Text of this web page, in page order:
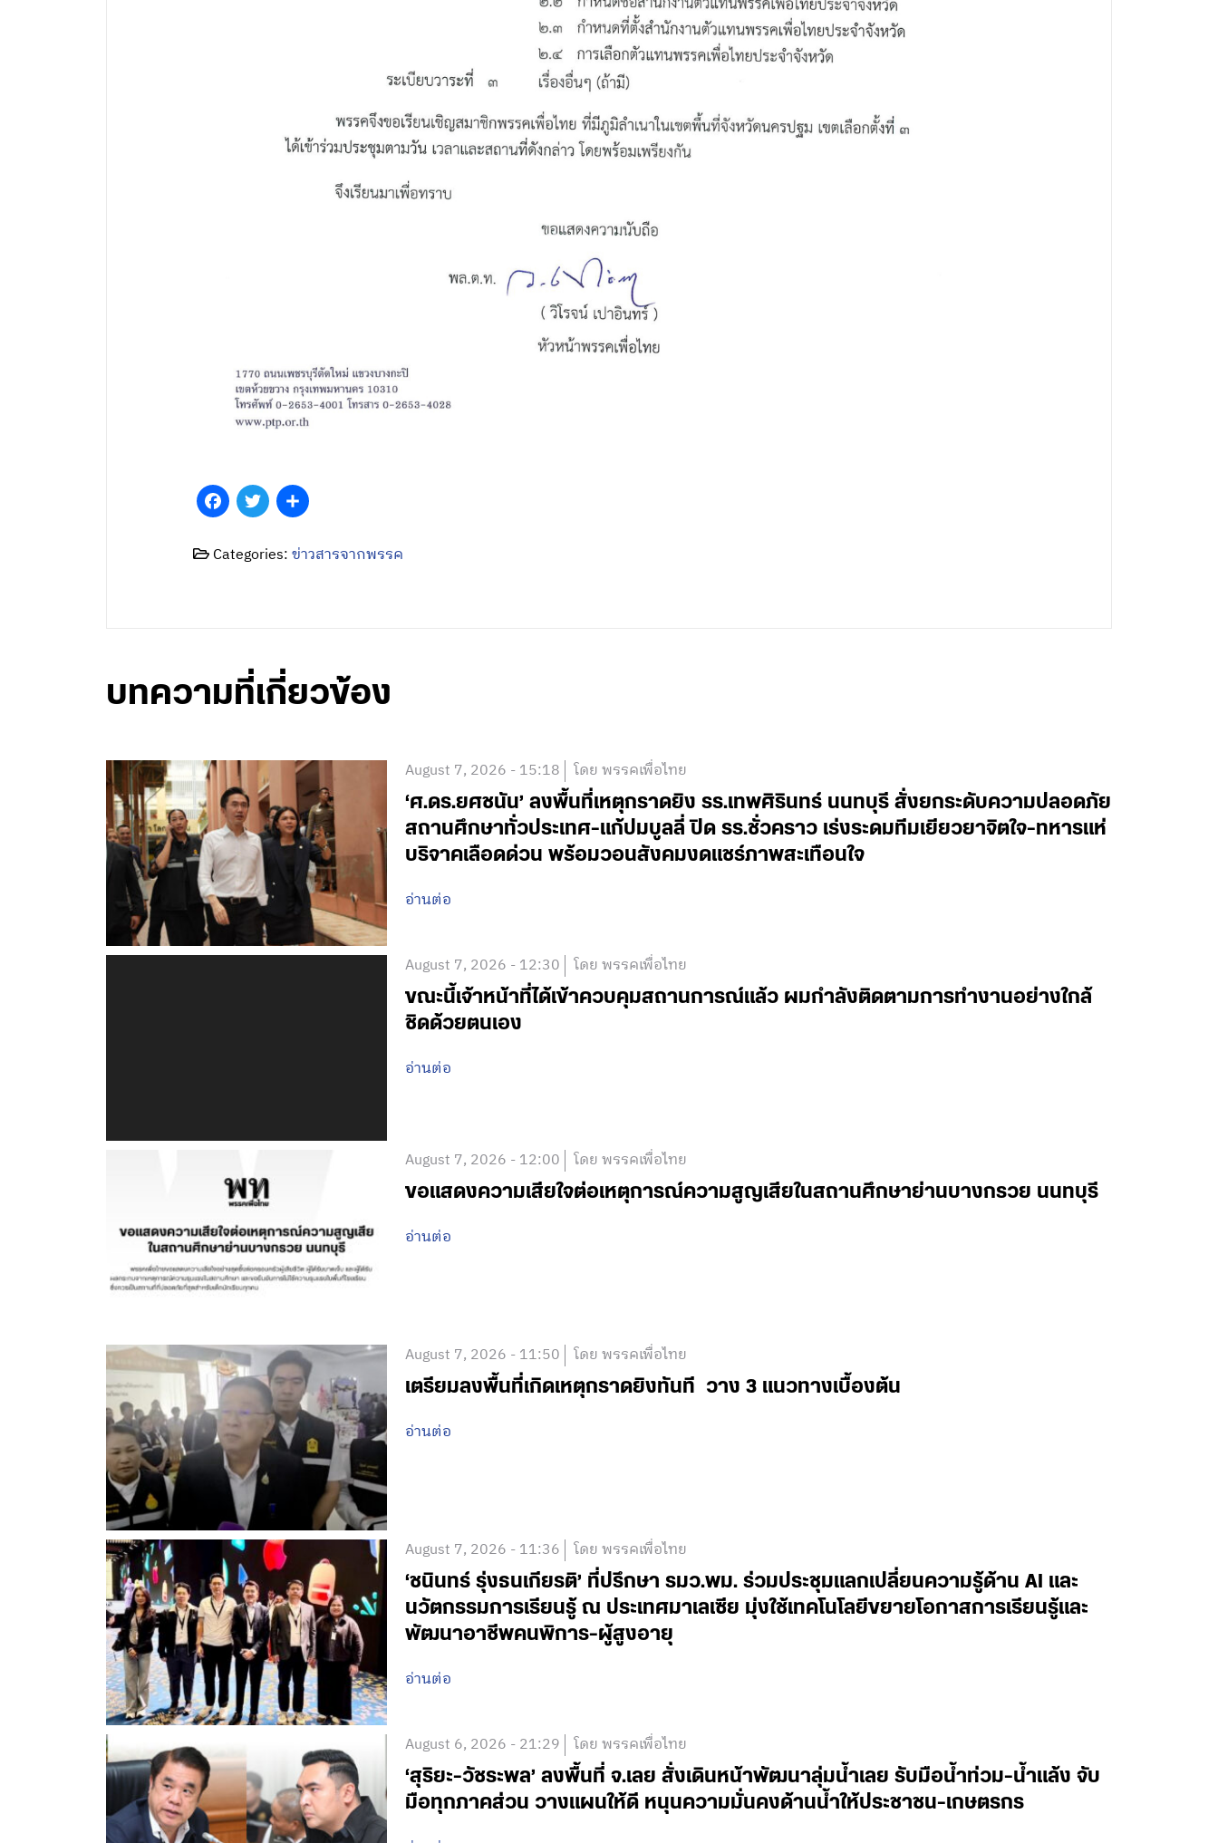
Facebook
TwitterShare
Categories:ข่าวสารจากพรรค
บทความที่เกี่ยวข้อง
August 7, 2026 - 15:18 โดย พรรคเพื่อไทย
‘ศ.ดร.ยศชนัน’ ลงพื้นที่เหตุกราดยิง รร.เทพศิรินทร์ นนทบุรี สั่งยกระดับความปลอดภัย
สถานศึกษาทั่วประเทศ-แก้ปมบูลลี่ ปิด รร.ชั่วคราว เร่งระดมทีมเยียวยาจิตใจ-ทหารแห่
บริจาคเลือดด่วน พร้อมวอนสังคมงดแชร์ภาพสะเทือนใจ
อ่านต่อ
August 7, 2026 - 12:30 โดย พรรคเพื่อไทย
ขณะนี้เจ้าหน้าที่ได้เข้าควบคุมสถานการณ์แล้ว ผมกำลังติดตามการทำงานอย่างใกล้
ชิดด้วยตนเอง
อ่านต่อ
August 7, 2026 - 12:00 โดย พรรคเพื่อไทย
ขอแสดงความเสียใจต่อเหตุการณ์ความสูญเสียในสถานศึกษาย่านบางกรวย นนทบุรี
อ่านต่อ
August 7, 2026 - 11:50 โดย พรรคเพื่อไทย
เตรียมลงพื้นที่เกิดเหตุกราดยิงทันที วาง 3 แนวทางเบื้องต้น
อ่านต่อ
August 7, 2026 - 11:36 โดย พรรคเพื่อไทย
‘ชนินทร์ รุ่งธนเกียรติ’ ที่ปรึกษา รมว.พม. ร่วมประชุมแลกเปลี่ยนความรู้ด้าน AI และ
นวัตกรรมการเรียนรู้ ณ ประเทศมาเลเซีย มุ่งใช้เทคโนโลยีขยายโอกาสการเรียนรู้และ
พัฒนาอาชีพคนพิการ-ผู้สูงอายุ
อ่านต่อ
August 6, 2026 - 21:29 โดย พรรคเพื่อไทย
‘สุริยะ-วัชระพล’ ลงพื้นที่ จ.เลย สั่งเดินหน้าพัฒนาลุ่มน้ำเลย รับมือน้ำท่วม-น้ำแล้ง จับ
มือทุกภาคส่วน วางแผนให้ดี หนุนความมั่นคงด้านน้ำให้ประชาชน-เกษตรกร